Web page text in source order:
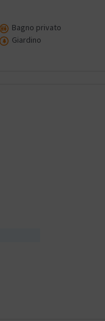
Bagno privato
Giardino